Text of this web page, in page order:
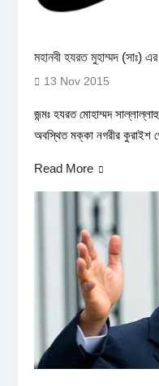
মহানবী হযরত মুহাম্মদ (সাঃ) এর
13 Nov 2015
জন্মঃ হযরত মোহাম্মদ
অবস্থিত মক্কা নগরীর কুরাইশ
Read More